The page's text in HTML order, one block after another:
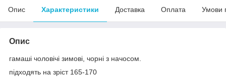
Опис Характеристики Доставка Оплата Умови
Опис
гамаші чоловічі зимові, чорні з начосом.
підходять на зріст 165-170